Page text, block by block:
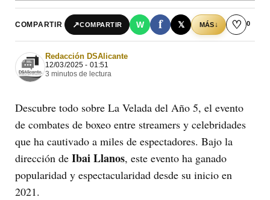
COMPARTIR ↗COMPARTIR W f 𝕏 MÁS↓ ♡ 0
Redacción DSAlicante
12/03/2025 - 01:51
3 minutos de lectura
Descubre todo sobre La Velada del Año 5, el evento
de combates de boxeo entre streamers y celebridades
que ha cautivado a miles de espectadores. Bajo la
dirección de Ibai Llanos, este evento ha ganado
popularidad y espectacularidad desde su inicio en
2021.